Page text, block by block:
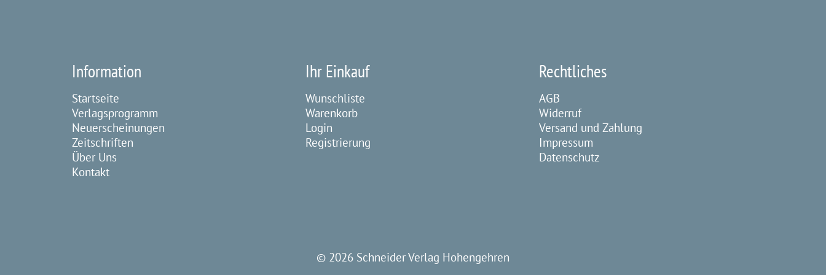
Information
Startseite
Verlagsprogramm
Neuerscheinungen
Zeitschriften
Über Uns
Kontakt
Ihr Einkauf
Wunschliste
Warenkorb
Login
Registrierung
Rechtliches
AGB
Widerruf
Versand und Zahlung
Impressum
Datenschutz
© 2026 Schneider Verlag Hohengehren